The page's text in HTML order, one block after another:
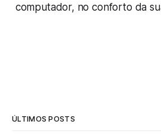
computador, no conforto da
ÚLTIMOS POSTS